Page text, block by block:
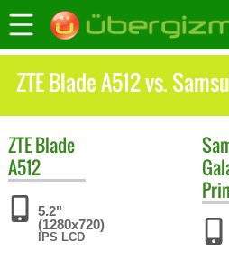
ZTE Blade A512 vs.
ZTEBlade
A512
5.2"
(1280x720)
IPS LCD